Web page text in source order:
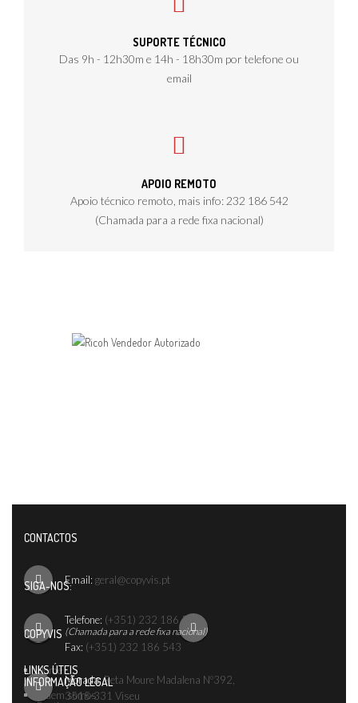
SUPORTE TÉCNICO
Das 9h - 12h30m e 14h - 18h30m por telefone ou
email
APOIO REMOTO
Apoio técnico remoto, mais info: 232 186 542
(Chamada para a rede fixa nacional)
CONTACTOS
Email: geral@copyvis.pt
Telefone: (+351) 232 186 542
(Chamada para a rede fixa nacional)
Fax: (+351) 232 186 543
Morada:Reta Moure Madalena Nº392,
3515-331 Viseu
SIGA-NOS:
COPYVIS
Home
Quem somos
LINKS ÚTEIS
INFORMAÇÃO LEGAL